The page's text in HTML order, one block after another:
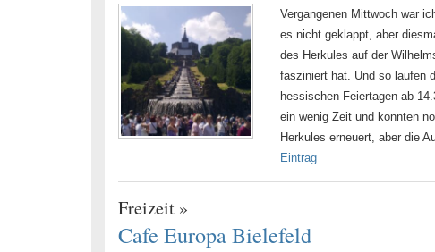
Vergangenen Mittwoch war
es nicht geklappt, aber
des Herkules auf der
fasziniert hat. Und so laufen
hessischen Feiertagen ab
ein wenig Zeit und konnten
Herkules erneuert, aber die
Eintrag
Freizeit »
Cafe Europa Bielefeld